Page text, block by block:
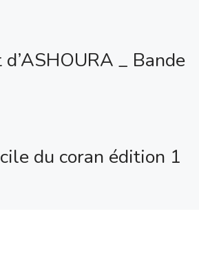
d’ASHOURA _ Bande
du coran édition 1